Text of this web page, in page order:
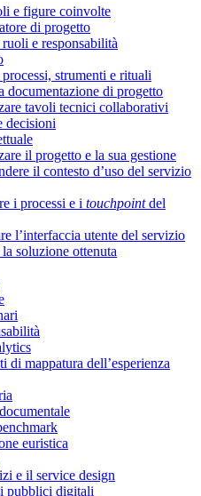
e figure coinvolte
di progetto
e responsabilità
strumenti e rituali
documentazione di progetto
tavoli tecnici collaborativi
decisioni
il progetto e la sua gestione
il contesto d’uso del servizio
i processi e i touchpointdel
l’interfaccia utente del servizio
soluzione ottenuta
di mappatura dell’esperienza
euristica
e il service design
pubblici digitali